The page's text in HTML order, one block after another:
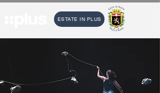
ESTATE IN PLUS